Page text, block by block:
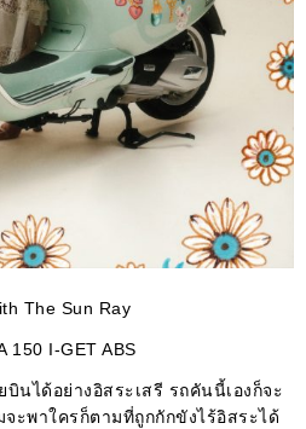
The Sun Ray
150 I-GET ABS
บินได้อย่างอิสระเสรี รถคันนี้เองก็จะ
ะพาใครก็ตามที่ถูกกักขังไร้อิสระได้